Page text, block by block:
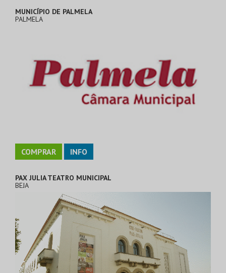
MUNICÍPIO DE PALMELA
PALMELA
COMPRAR INFO
PAX JULIA TEATRO MUNICIPAL
BEJA